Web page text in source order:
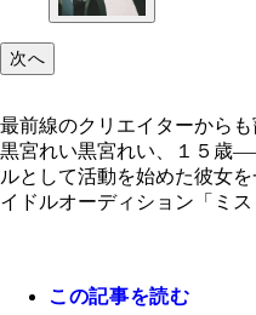
次へ
最前線のクリエイターから
黒宮れい黒宮れい、１５歳
ルとして活動を始めた彼女
イドルオーディション「ミス
この記事を読む